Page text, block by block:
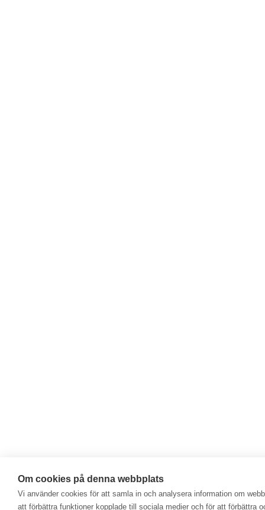
Om cookies på denna webbplats
Vi använder cookies för att samla in och analysera information om
att förbättra funktioner kopplade till sociala medier och för att förbättra